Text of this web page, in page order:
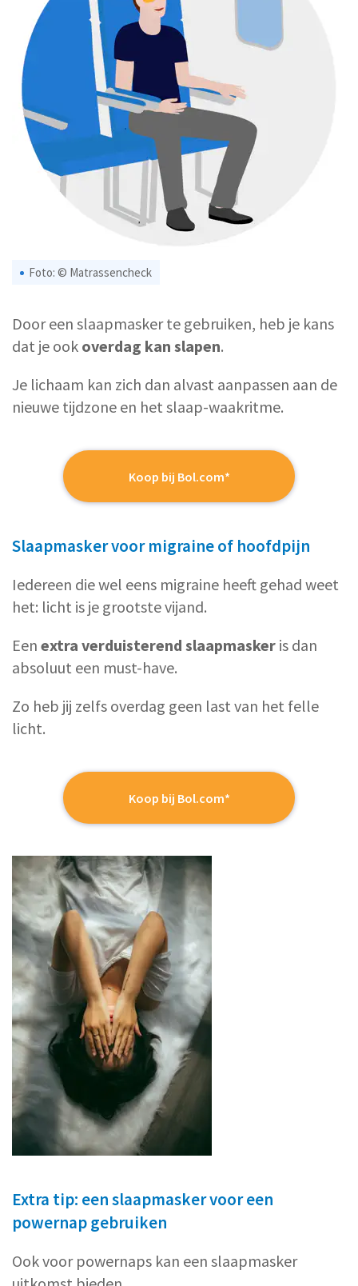
Foto: © Matrassencheck
Door een slaapmasker te gebruiken, heb je kans
dat je ook overdag kan slapen.
Je lichaam kan zich dan alvast aanpassen aan de
nieuwe tijdzone en het slaap-waakritme.
Koop bij Bol.com*
Slaapmasker voor migraine of hoofdpijn
Iedereen die wel eens migraine heeft gehad weet
het: licht is je grootste vijand.
Een extra verduisterend slaapmasker is dan
absoluut een must-have.
Zo heb jij zelfs overdag geen last van het felle
licht.
Koop bij Bol.com*
Extra tip: een slaapmasker voor een
powernap gebruiken
Ook voor powernaps kan een slaapmasker